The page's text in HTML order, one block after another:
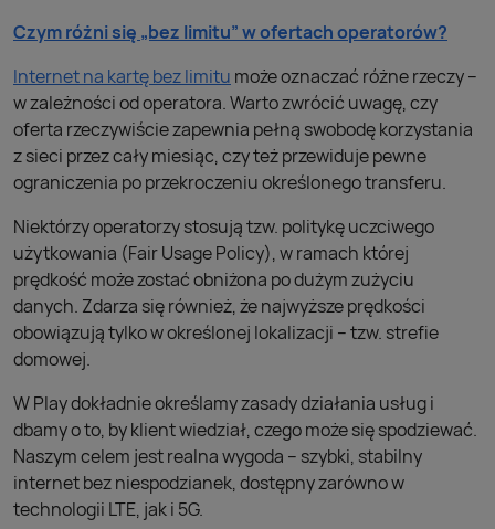
Czym różni się „bez limitu” w ofertach operatorów?
Internet na kartę bez limitu może oznaczać różne rzeczy –
w zależności od operatora. Warto zwrócić uwagę, czy
oferta rzeczywiście zapewnia pełną swobodę korzystania
z sieci przez cały miesiąc, czy też przewiduje pewne
ograniczenia po przekroczeniu określonego transferu.
Niektórzy operatorzy stosują tzw. politykę uczciwego
użytkowania (Fair Usage Policy), w ramach której
prędkość może zostać obniżona po dużym zużyciu
danych. Zdarza się również, że najwyższe prędkości
obowiązują tylko w określonej lokalizacji – tzw. strefie
domowej.
W Play dokładnie określamy zasady działania usług i
dbamy o to, by klient wiedział, czego może się spodziewać.
Naszym celem jest realna wygoda – szybki, stabilny
internet bez niespodzianek, dostępny zarówno w
technologii LTE, jak i 5G.